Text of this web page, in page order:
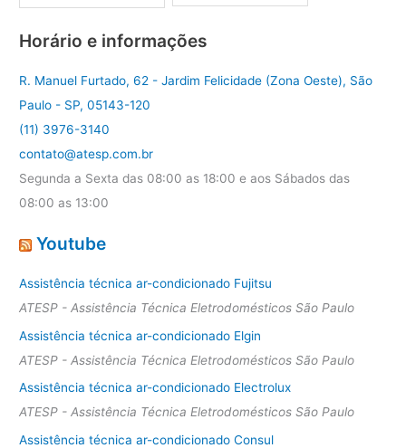
Horário e informações
R. Manuel Furtado, 62 - Jardim Felicidade (Zona Oeste), São
Paulo - SP, 05143-120
(11) 3976-3140
contato@atesp.com.br
Segunda a Sexta das 08:00 as 18:00 e aos Sábados das
08:00 as 13:00
Youtube
Assistência técnica ar-condicionado Fujitsu
ATESP - Assistência Técnica Eletrodomésticos São Paulo
Assistência técnica ar-condicionado Elgin
ATESP - Assistência Técnica Eletrodomésticos São Paulo
Assistência técnica ar-condicionado Electrolux
ATESP - Assistência Técnica Eletrodomésticos São Paulo
Assistência técnica ar-condicionado Consul